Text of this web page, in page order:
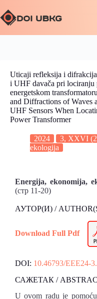
Uticaji refleksija i
i UHF davača pri lociranju
energetskom
and Diffractions of Waves
UHF Sensors When
Power Transformer
2024 3, XXVI
ekologija
Energija, ekonomija,
(стр 11-20)
АУТОР(И) /
Download Full Pdf
DOI: 10.46793/EEE24-
САЖЕТАК /
U ovom radu je